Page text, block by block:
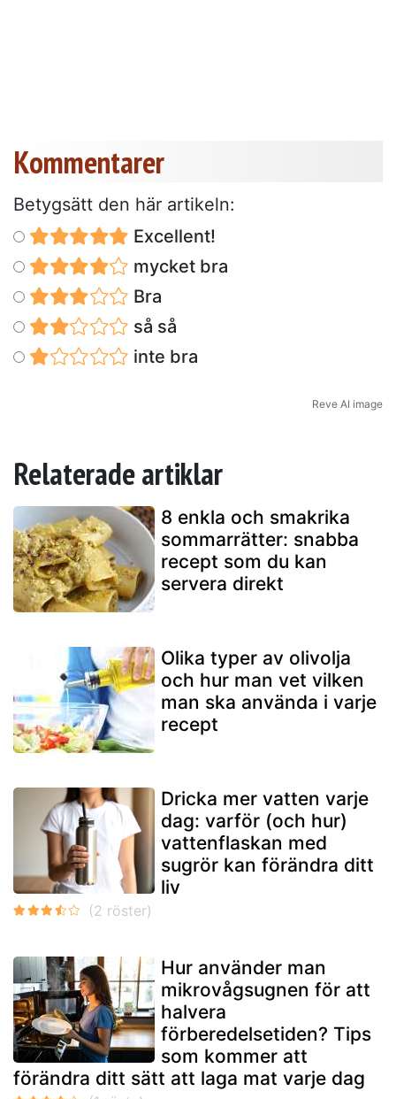
Kommentarer
Betygsätt den här artikeln:
Excellent!
mycket bra
Bra
så så
inte bra
Reve AI image
Relaterade artiklar
8 enkla och smakrika
sommarrätter: snabba
recept som du kan
servera direkt
Olika typer av olivolja
och hur man vet vilken
man ska använda i varje
recept
Dricka mer vatten varje
dag: varför (och hur)
vattenflaskan med
sugrör kan förändra ditt
liv
Hur använder man
mikrovågsugnen för att
halvera
förberedelsetiden? Tips
som kommer att
förändra ditt sätt att laga mat varje dag